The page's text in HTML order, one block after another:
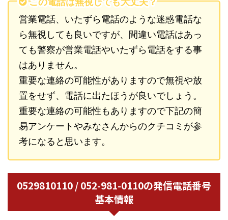
営業電話、いたずら電話のような迷惑電話な
ら無視しても良いですが、間違い電話はあっ
ても警察が営業電話やいたずら電話をする事
はありません。
重要な連絡の可能性がありますので無視や放
置をせず、電話に出たほうが良いでしょう。
重要な連絡の可能性もありますので下記の簡
易アンケートやみなさんからのクチコミが参
考になると思います。
0529810110 / 052-981-0110の発信電話番号
基本情報